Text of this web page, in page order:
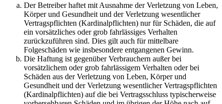
Der Betreiber haftet mit Ausnahme der Verletzung von Leben,
Körper und Gesundheit und der Verletzung wesentlicher
Vertragspflichten (Kardinalpflichten) nur für Schäden, die auf
ein vorsätzliches oder grob fahrlässiges Verhalten
zurückzuführen sind. Dies gilt auch für mittelbare
Folgeschäden wie insbesondere entgangenen Gewinn.
Die Haftung ist gegenüber Verbrauchern außer bei
vorsätzlichem oder grob fahrlässigem Verhalten oder bei
Schäden aus der Verletzung von Leben, Körper und
Gesundheit und der Verletzung wesentlicher Vertragspflichten
(Kardinalpflichten) auf die bei Vertragsschluss typischerweise